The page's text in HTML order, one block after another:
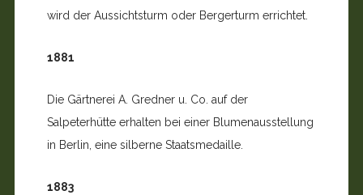
wird der Aussichtsturm oder Bergerturm errichtet.
1881
Die Gärtnerei A. Gredner u. Co. auf der
Salpeterhütte erhalten bei einer Blumenausstellung
in Berlin, eine silberne Staatsmedaille.
1883